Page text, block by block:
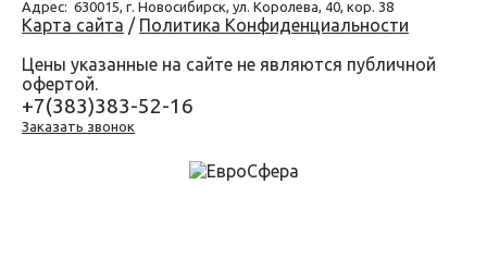
Адрес: 630015, г. Новосибирск, ул. Королева, 40, кор. 38
Карта сайта / Политика Конфиденциальности
Цены указанные на сайте не являются публичной
офертой.
+7(383)383-52-16
Заказать звонок